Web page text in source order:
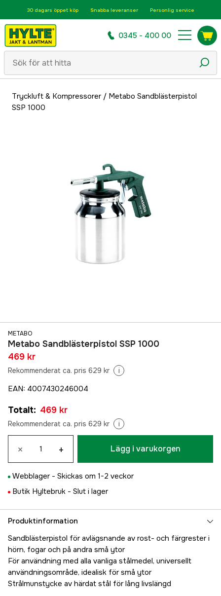
30 dagars öppet köp Snabba leveranser Personlig service
0345 - 400 00
Tryckluft & Kompressorer/ Metabo Sandblästerpistol
SSP 1000
METABO
Metabo Sandblästerpistol SSP 1000
469 kr
Rekommenderat ca. pris 629 kr i
EAN: 4007430246004
Totalt: 469 kr
Rekommenderat ca. pris 629 kr i
× + Lägg i varukorgen
Webblager - Skickas om 1-2 veckor
Butik Hyltebruk - Slut i lager
Produktinformation
Sandblästerpistol för avlägsnande av rost- och färgrester i
hörn, fogar och på andra små ytor
För användning med alla vanliga stålmedel, universellt
användningsområde, idealisk för små ytor
Strålmunstycke av härdat stål för lång livslängd